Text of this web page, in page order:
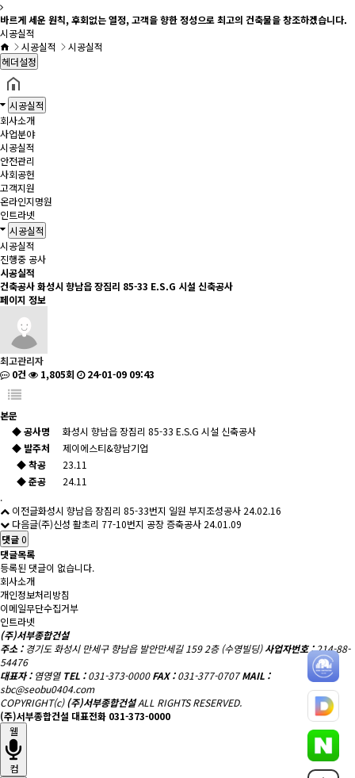
바르게 세운 원칙, 후회없는 열정, 고객을 향한 정성으로 최고의 건축물을 창조하겠습니다.
시공실적
시공실적
시공실적
헤더설정
시공실적
회사소개
사업분야
시공실적
안전관리
사회공헌
고객지원
온라인지명원
인트라넷
시공실적
시공실적
진행중 공사
시공실적
건축공사화성시 향남읍 장짐리 85-33 E.S.G 시설 신축공사
페이지 정보
최고관리자
0건
1,805회 24-01-09 09:43
본문
◆ 공사명
화성시 향남읍 장짐리 85-33 E.S.G 시설 신축공사
◆ 발주처
제이에스티&향남기업
◆ 착공
23.11
◆ 준공
24.11
.
이전글화성시 향남읍 장짐리 85-33번지 일원 부지조성공사 24.02.16
다음글(주)신성 활초리 77-10번지 공장 증축공사 24.01.09
댓글0
댓글목록
등록된 댓글이 없습니다.
회사소개
개인정보처리방침
이메일무단수집거부
인트라넷
(주)서부종합건설
주소 : 경기도 화성시 만세구 향남읍 발안만세길 159 2층 (수영빌딩) 사업자번호 :214-88-
54476
대표자 : 염영열 TEL :031-373-0000 FAX :031-377-0707 MAIL :
sbc@seobu0404.com
COPYRIGHT(c)(주)서부종합건설ALL RIGHTS RESERVED.
(주)서부종합건설 대표전화 031-373-0000
웰
컴